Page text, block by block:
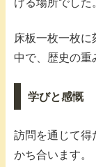
ける場所でした
床板一枚一枚
中で、歴史の重
学びと感慨
訪問を通じて得
かち合います。